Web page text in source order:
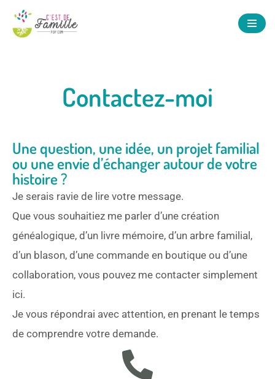
Aller
Contactez-moi
Une question, une idée, un projet familial
ou une envie d’échanger autour de votre
histoire ?
Je serais ravie de lire votre message.
Que vous souhaitiez me parler d’une création
généalogique, d’un livre mémoire, d’un arbre familial,
d’un blason, d’une commande en boutique ou d’une
collaboration, vous pouvez me contacter simplement
ici.
Je vous répondrai avec attention, en prenant le temps
de comprendre votre demande.